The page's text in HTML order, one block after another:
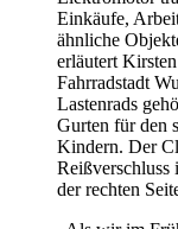
Einkäufe,
ähnliche
erläutert
Fahrradstadt
Lastenrads
Gurten für den
Kindern. Der
der rechten